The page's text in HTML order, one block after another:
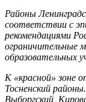
Районы
соответствии с
рекомендациями
ограничительные
образовательных
К «красной» зоне
Тосненский
Выборгский,